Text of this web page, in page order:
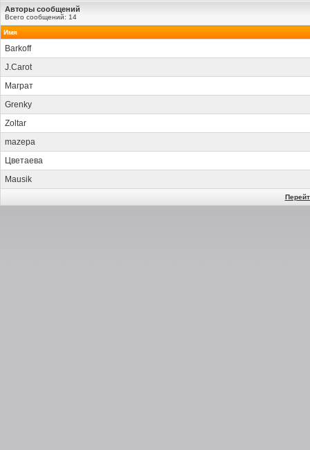
Авторы сообщений
Всего сообщений: 14
Имя
Barkoff
J.Carot
Маграт
Grenky
Zoltar
mazepa
Цветаева
Mausik